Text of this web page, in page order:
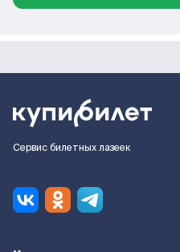
Сервис билетных лазеек